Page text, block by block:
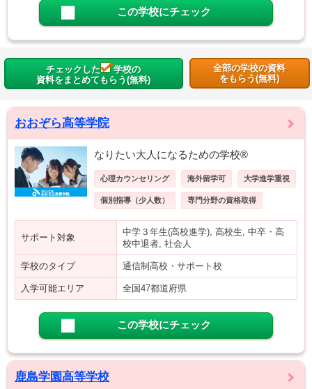
この学校にチェック
チェックした
学校の
資料をまとめてもらう(無料)
全部の学校の資料
をもらう(無料)
おおぞら高等学院
なりたい大人になるための学校®
心理カウンセリング 海外留学可 大学進学重視
個別指導（少人数） 専門分野の資格取得
サポート対象
中学３年生(高校進学), 高校生, 中卒・高
校中退者, 社会人
学校のタイプ 通信制高校・サポート校
入学可能エリア 全国47都道府県
この学校にチェック
鹿島学園高等学校